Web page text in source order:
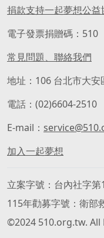
捐款支持一起夢想公益
電子發票捐贈碼：510
常見問題、聯絡我們
地址：106 台北市大
電話：(02)6604-2510
E-mail：
加入一起夢想
立案字號
台內社字
115年勸募字號
衛部
©2024 510.org.tw. All